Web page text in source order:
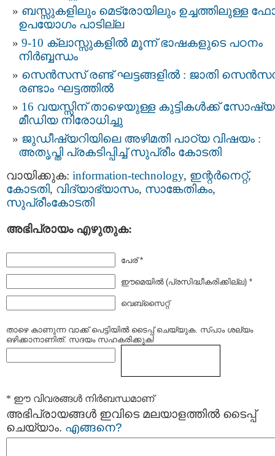
ബസ്സുകളിലും മെട്രോയിലും ഉച്ചത്തിലുള്ള
ഉപയോഗം പാടില്ല
9-10 ക്ലാസ്സുകളിൽ മൂന്ന് ഭാഷകളുടെ പഠനം
നിർബ്ബന്ധം
സെന്‍സസ് രണ്ട് ഘട്ടങ്ങളിൽ : ജാതി
രണ്ടാം ഘട്ടത്തിൽ
16 വയസ്സിന് താഴെയുള്ള കുട്ടികള്‍ക്ക്
മീഡിയ നിരോധിച്ചു
ജുഡീഷ്യറിയിലെ അഴിമതി പാഠ്യ വിഷയം :
അതൃപ്തി പ്രകടിപ്പിച്ച് സുപ്രീം കോടതി
വായിക്കുക: information-technology, ഇന്റര്‍നെറ്റ്‌,
കോടതി, വിദ്യാഭ്യാസം, സാങ്കേതികം,
സുപ്രീംകോടതി
അഭിപ്രായം എഴുതുക:
പേര് *
ഈമെയില്‍ (പ്രസിദ്ധീകരിക്കില്ല) *
വെബ്സൈറ്റ്
താഴെ കാണുന്ന വാക്ക് പെട്ടിയില്‍ ടൈപ്പ്‌ ചെയ്യുക. സ്പാം ശല്യം
ഒഴിക്കാനാണിത്. സദയം സഹകരിക്കുക!
* ഈ വിവരങ്ങള്‍ നിര്‍ബന്ധമാണ്
അഭിപ്രായങ്ങള്‍ ഇവിടെ മലയാളത്തില്‍ ടൈപ്പ്
ചെയ്യാം. എങ്ങനെ?